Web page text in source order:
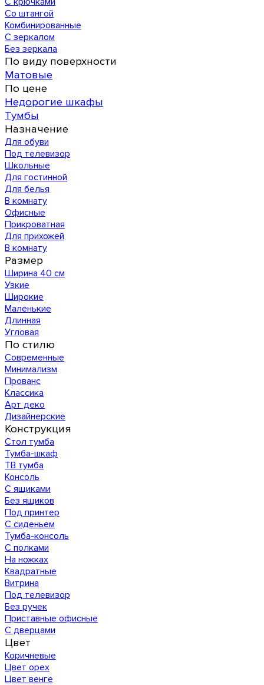
Со штангой
Комбинированные
С зеркалом
Без зеркала
По виду поверхности
Матовые
По цене
Недорогие шкафы
Тумбы
Назначение
Для обуви
Под телевизор
Школьные
Для гостинной
Для белья
В комнату
Офисные
Прикроватная
Для прихожей
В комнату
Размер
Ширина 40 см
Узкие
Широкие
Маленькие
Длинная
Угловая
По стилю
Современные
Минимализм
Прованс
Классика
Арт деко
Дизайнерские
Конструкция
Стол тумба
Тумба-шкаф
ТВ тумба
Консоль
С ящиками
Без ящиков
Под принтер
С сиденьем
Тумба-консоль
С полками
На ножках
Квадратные
Витрина
Под телевизор
Без ручек
Приставные офисные
С дверцами
Цвет
Коричневые
Цвет орех
Цвет венге